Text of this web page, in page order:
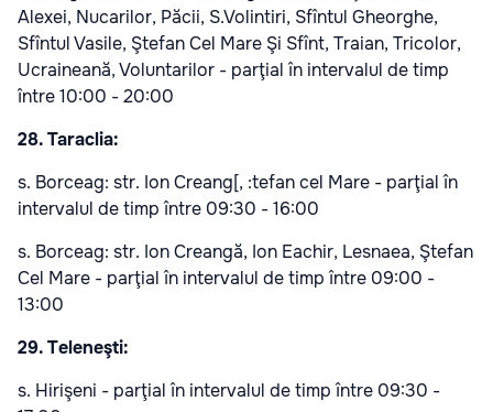
Alexei, Nucarilor, Păcii, S.Volintiri, Sfîntul Gheorghe,
Sfîntul Vasile, Ştefan Cel Mare Şi Sfînt, Traian, Tricolor,
Ucraineană, Voluntarilor - parţial în intervalul de timp
între 10:00 - 20:00
28. Taraclia:
s. Borceag: str. Ion Creang[, :tefan cel Mare - parţial în
intervalul de timp între 09:30 - 16:00
s. Borceag: str. Ion Creangă, Ion Eachir, Lesnaea, Ştefan
Cel Mare - parţial în intervalul de timp între 09:00 -
13:00
29. Teleneşti:
s. Hirişeni - parţial în intervalul de timp între 09:30 -